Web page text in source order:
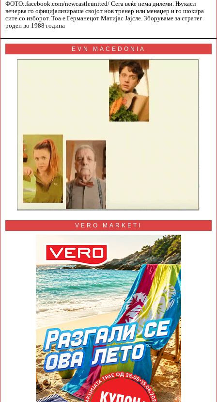
ФОТО:.facebook.com/newcastleunited/ Сега веќе нема дилеми. Њукасл
вечерва го официјализираше својот нов тренер или менаџер и го шокира
сите со изборот. Тоа е Германецот Матијас Јајсле. Зборуваме за стратег
роден во 1988 година
EVN MACEDONIA
VERO MARKETI